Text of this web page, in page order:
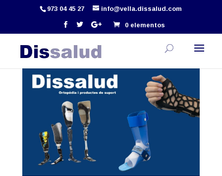
973 04 45 27 info@vella.dissalud.com
0 elementos